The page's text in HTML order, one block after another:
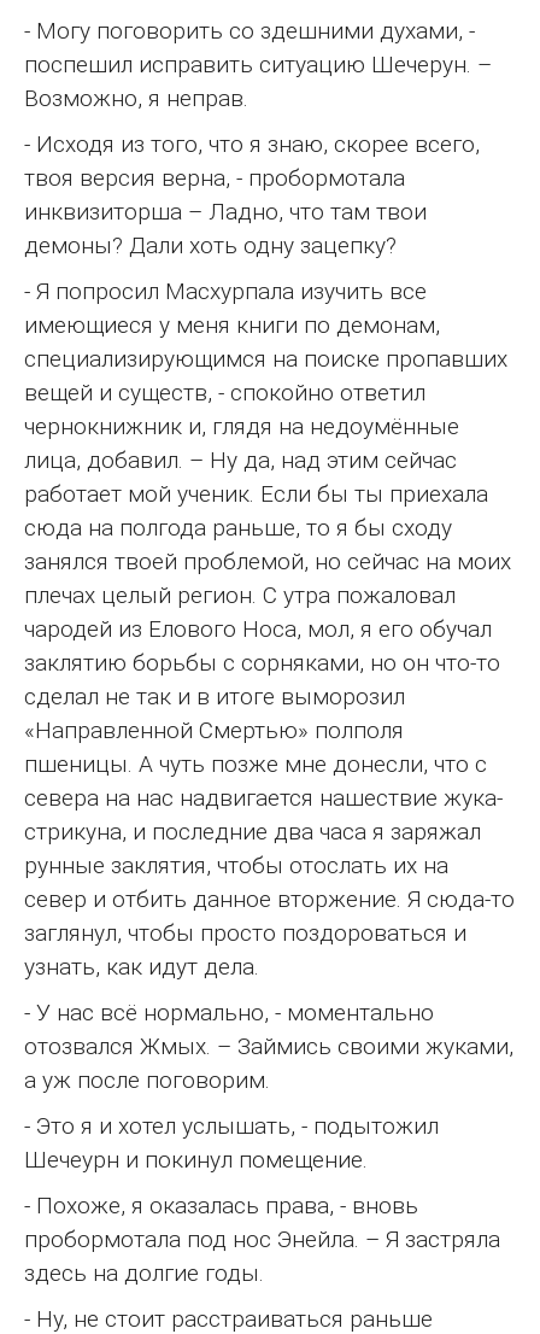
- Могу поговорить со здешними духами, -
поспешил исправить ситуацию Шечерун. –
Возможно, я неправ.
- Исходя из того, что я знаю, скорее всего,
твоя версия верна, - пробормотала
инквизиторша – Ладно, что там твои
демоны? Дали хоть одну зацепку?
- Я попросил Масхурпала изучить все
имеющиеся у меня книги по демонам,
специализирующимся на поиске пропавших
вещей и существ, - спокойно ответил
чернокнижник и, глядя на недоумённые
лица, добавил. – Ну да, над этим сейчас
работает мой ученик. Если бы ты приехала
сюда на полгода раньше, то я бы сходу
занялся твоей проблемой, но сейчас на моих
плечах целый регион. С утра пожаловал
чародей из Елового Носа, мол, я его обучал
заклятию борьбы с сорняками, но он что-то
сделал не так и в итоге выморозил
«Направленной Смертью» полполя
пшеницы. А чуть позже мне донесли, что с
севера на нас надвигается нашествие жука-
стрикуна, и последние два часа я заряжал
рунные заклятия, чтобы отослать их на
север и отбить данное вторжение. Я сюда-то
заглянул, чтобы просто поздороваться и
узнать, как идут дела.
- У нас всё нормально, - моментально
отозвался Жмых. – Займись своими жуками,
а уж после поговорим.
- Это я и хотел услышать, - подытожил
Шечеурн и покинул помещение.
- Похоже, я оказалась права, - вновь
пробормотала под нос Энейла. – Я застряла
здесь на долгие годы.
- Ну, не стоит расстраиваться раньше